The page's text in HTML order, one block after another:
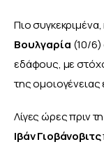
Πιο συγκεκριμένα,
Βουλγαρία (10/6)
εδάφους, με
της
Λίγες ώρες πριν
Ιβάν Γιοβάνοβιτς